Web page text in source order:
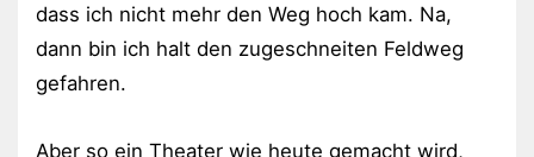
dass ich nicht mehr den Weg hoch kam. Na,
dann bin ich halt den zugeschneiten Feldweg
gefahren.
Aber so ein Theater wie heute gemacht wird,